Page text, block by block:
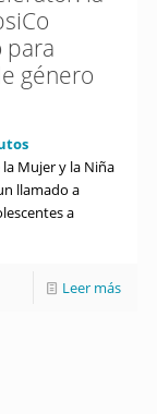
para
género
Mujer y la Niña
llamado a
a
Leer más